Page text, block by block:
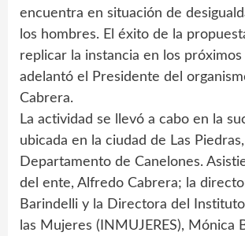
encuentra en situación de
los hombres. El éxito de la
replicar la instancia en los próximos
adelantó el Presidente del
Cabrera.
La actividad se llevó a cabo en la
ubicada en la ciudad de Las Piedras,
Departamento de Canelones.
del ente, Alfredo Cabrera; la
Barindelli y la Directora del
las Mujeres (INMUJERES), Mónica